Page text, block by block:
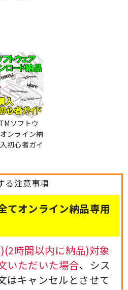
ソフトウ
ンライン納
初心者ガイ
る注意事項
てオンライン納品専用
時間以内に納品)対象
いただいた場合、シス
はキャンセルとさせて